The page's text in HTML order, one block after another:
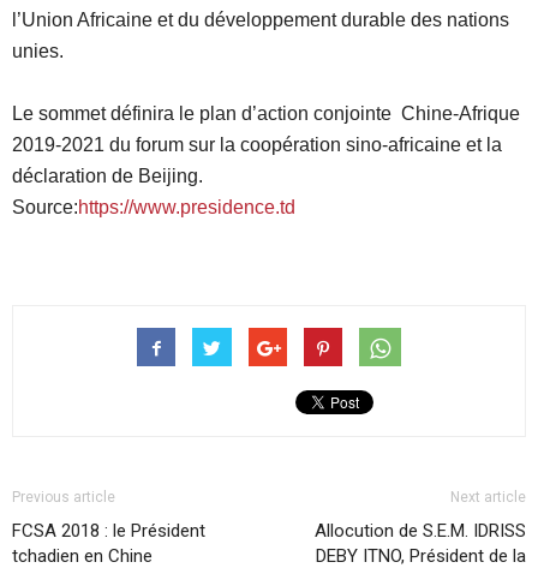
l’Union Africaine et du développement durable des nations
unies.
Le sommet définira le plan d’action conjointe Chine-Afrique
2019-2021 du forum sur la coopération sino-africaine et la
déclaration de Beijing.
Source:https://www.presidence.td
Previous article
FCSA 2018 : le Président
tchadien en Chine
Next article
Allocution de S.E.M. IDRISS
DEBY ITNO, Président de la